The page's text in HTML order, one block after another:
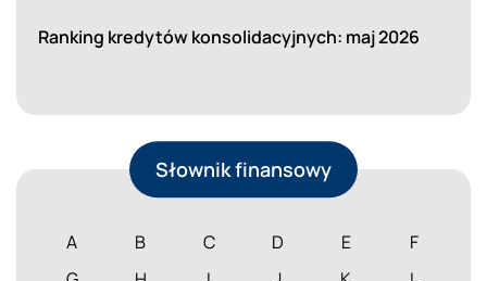
Ranking kredytów konsolidacyjnych: maj 2026
Słownik finansowy
A B C D E
F